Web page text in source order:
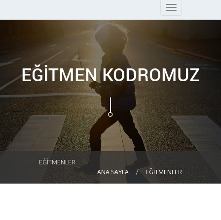
Toggle
navigation
EĞİTMEN KODROMUZ
EĞİTMENLER
ANA SAYFA
EĞITMENLER